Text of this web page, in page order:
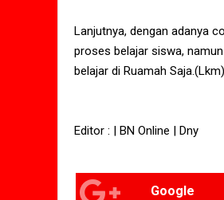
Lanjutnya, dengan adanya
proses belajar siswa,
belajar di Ruamah Saja.(Lkm)
Editor : | BN Online | Dny
Google